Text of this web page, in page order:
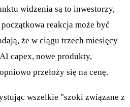
widzenia są to inwestorzy,
reakcja może być
że w ciągu trzech miesięcy
capex, nowe produkty,
przełoży się na cenę.
wszelkie "szoki związane z